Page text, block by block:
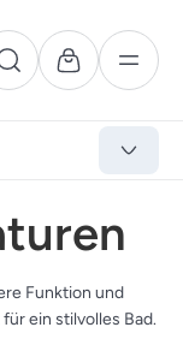
Funktion und
ein stilvolles Bad.